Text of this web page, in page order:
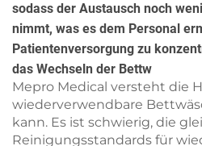
sodass der Austausch noch
nimmt, was es dem Personal
Patientenversorgung zu
das Wechseln der Bettw
Mepro Medical versteht die
wiederverwendbare
kann. Es ist schwierig, die
Reinigungsstandards für